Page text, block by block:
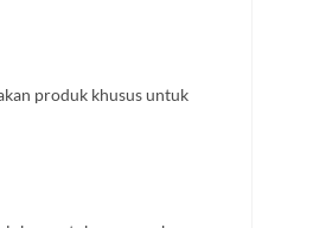
produk khusus untuk